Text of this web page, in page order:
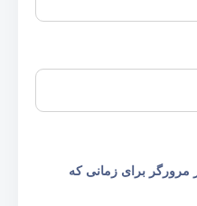
مرورگر برای زمانی که